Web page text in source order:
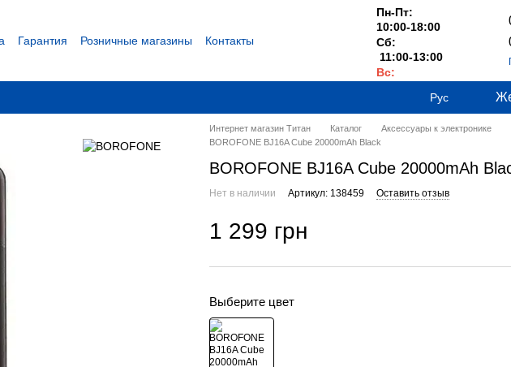
Гарантия Розничные магазины
Контакты
Пн-Пт:
10:00-18:00
Сб:
11:00-13:00
Вс:
Рус
Интернет магазин Титан Каталог Аксессуары к электронике
BOROFONE BJ16A Cube 20000mAh Black
BOROFONE BJ16A Cube 20000mAh
Нет в наличии Артикул: 138459 Оставить отзыв
1 299 грн
Выберите цвет